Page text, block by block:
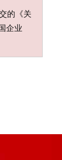
的《关
企业